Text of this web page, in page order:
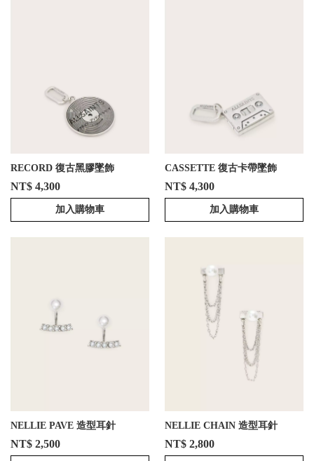
RECORD 復古黑膠墜飾
NT$ 4,300
加入購物車
CASSETTE 復古卡帶墜飾
NT$ 4,300
加入購物車
NELLIE PAVE 造型耳針
NT$ 2,500
NELLIE CHAIN 造型耳針
NT$ 2,800